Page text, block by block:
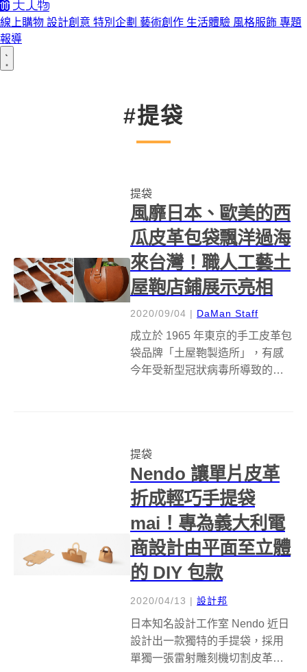
線上購物 設計創意 特別企劃 藝術創作 生活體驗 風格服飾 專題
報導
#提袋
提袋
風靡日本、歐美的西
瓜皮革包袋飄洋過海
來台灣！職人工藝土
屋鞄店鋪展示亮相
2020/09/04 | DaMan Staff
成立於 1965 年東京的手工皮革包
袋品牌「土屋鞄製造所」，有感
今年受新型冠狀病毒所導致的時
與知識，展現難得玩心，打造呼
應...
提袋
Nendo 讓單片皮革
折成輕巧手提袋
mai！專為義大利電
商設計由平面至立體
的 DIY 包款
2020/04/13 | 設計邦
日本知名設計工作室 Nendo 近日
設計出一款獨特的手提袋，採用
單獨一張雷射雕刻機切割皮革製